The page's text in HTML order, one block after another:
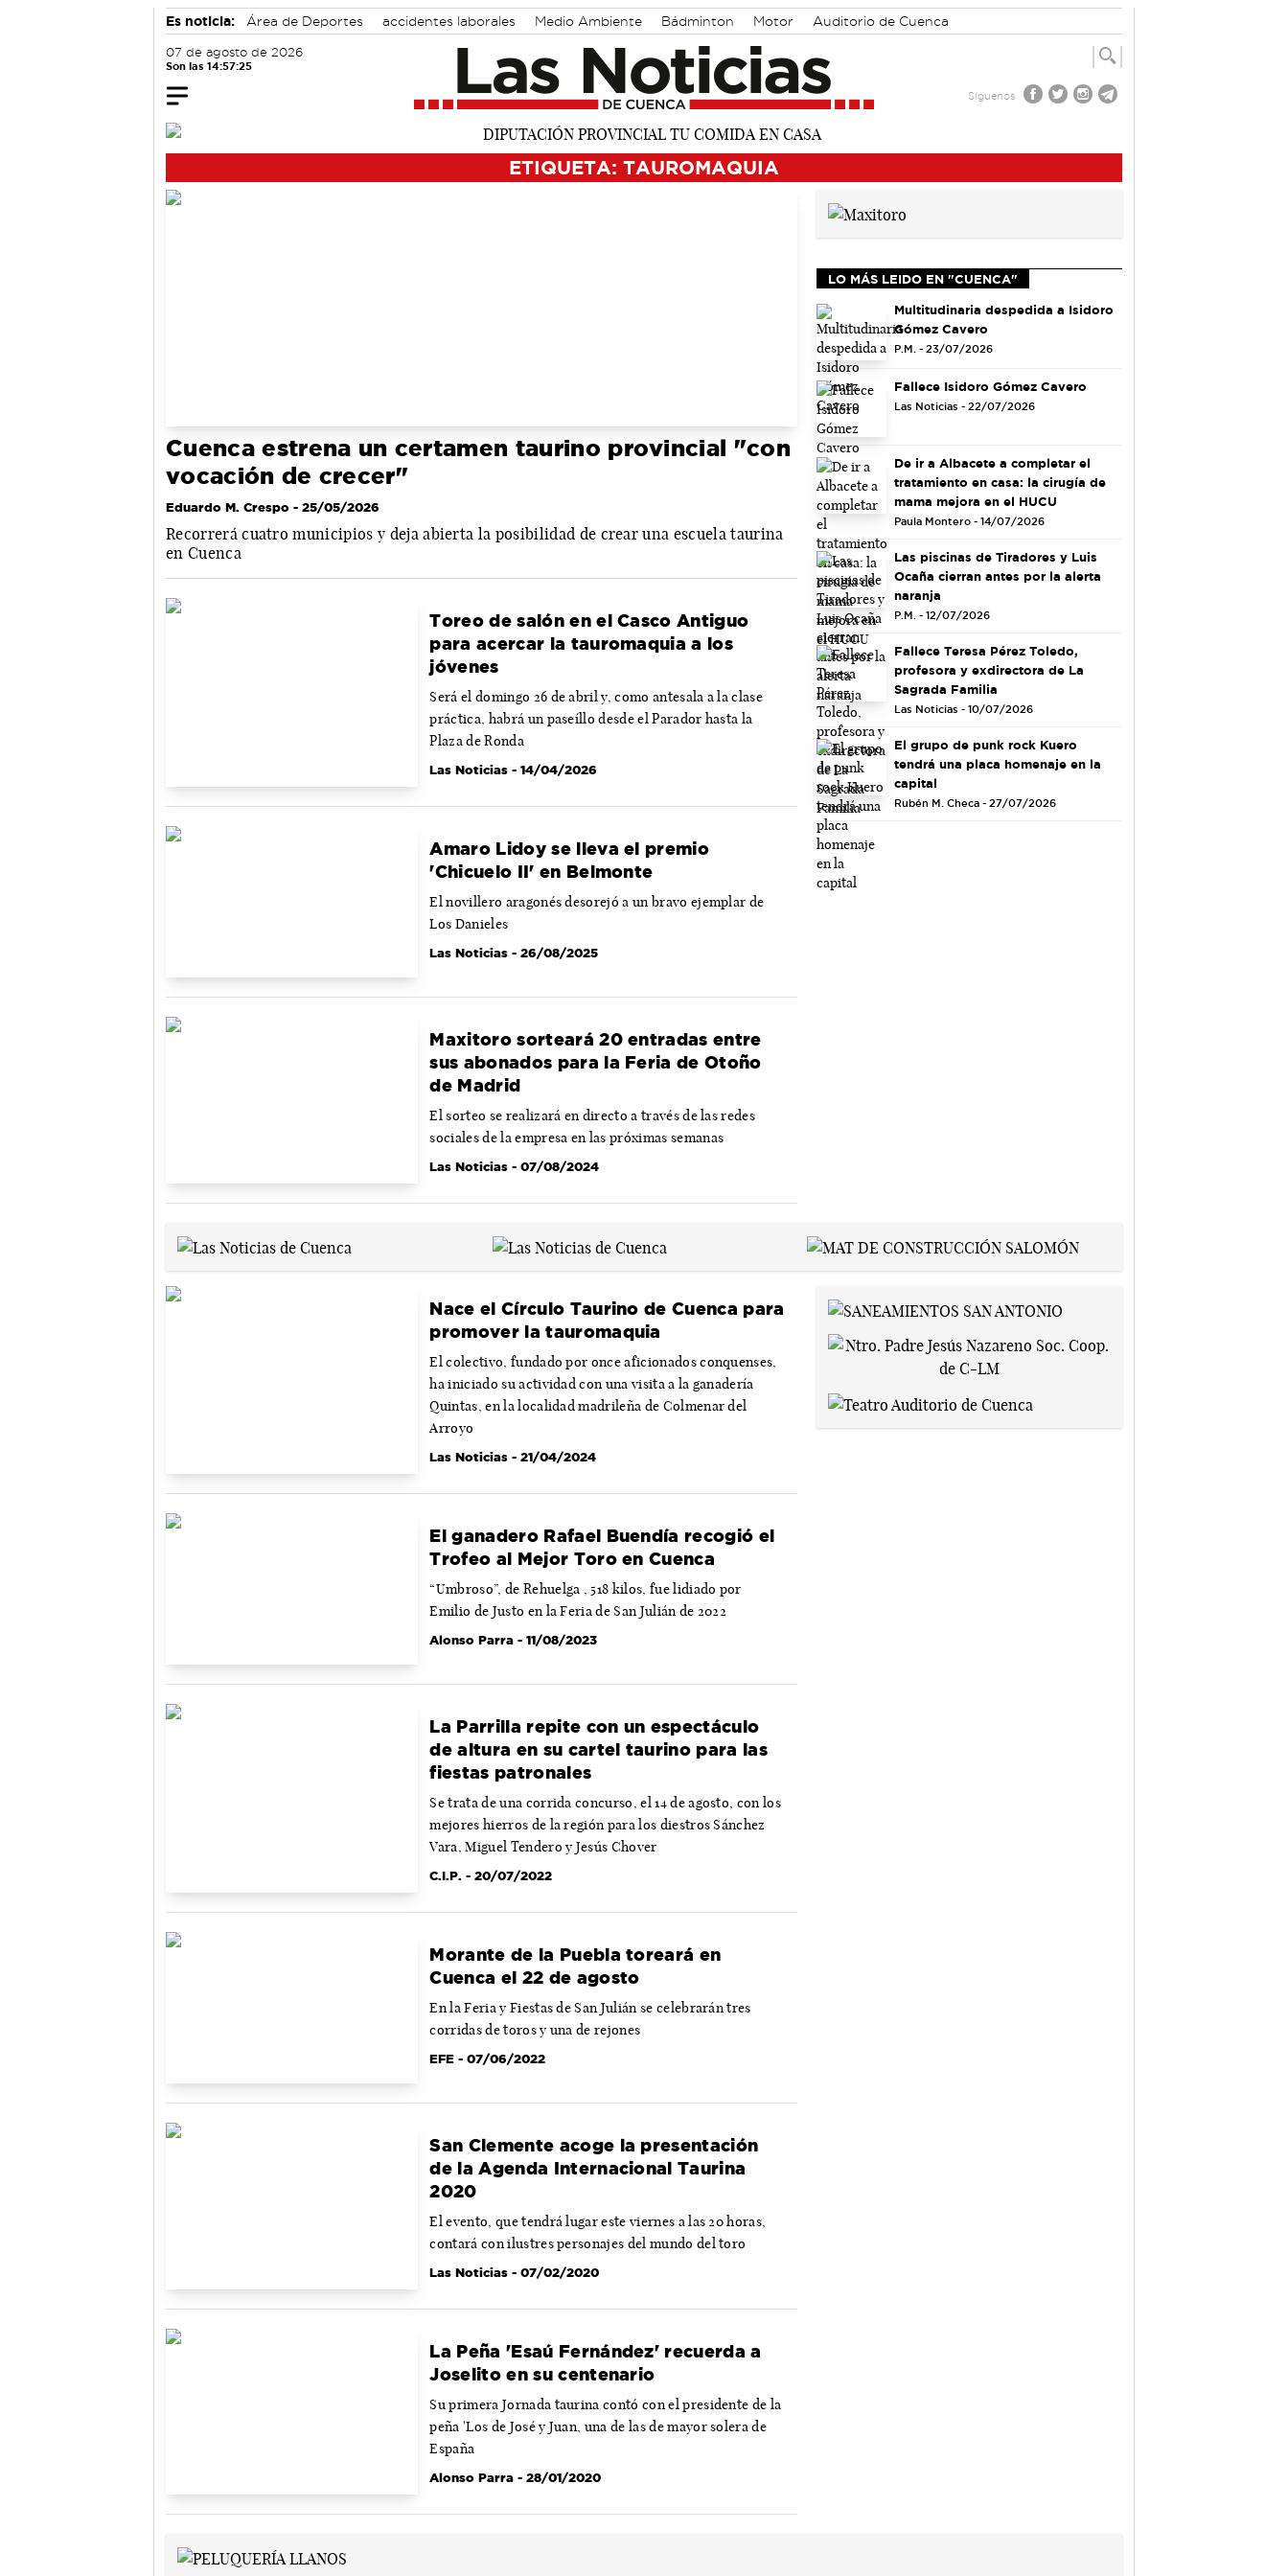
Es noticia: Área de Deportes accidentes laborales Medio Ambiente Bádminton Motor
Auditorio de Cuenca
07 de agosto de 2026
Son las 14:57:25
Síguenos
ETIQUETA: TAUROMAQUIA
Cuenca estrena un certamen taurino provincial "con
vocación de crecer"
Eduardo M. Crespo - 25/05/2026
Recorrerá cuatro municipios y deja abierta la posibilidad de crear una escuela taurina
en Cuenca
Toreo de salón en el Casco Antiguo
para acercar la tauromaquia a los
jóvenes
Será el domingo 26 de abril y, como antesala a la clase
práctica, habrá un paseíllo desde el Parador hasta la
Plaza de Ronda
Las Noticias - 14/04/2026
Amaro Lidoy se lleva el premio
'Chicuelo II' en Belmonte
El novillero aragonés desorejó a un bravo ejemplar de
Los Danieles
Las Noticias - 26/08/2025
Maxitoro sorteará 20 entradas entre
sus abonados para la Feria de Otoño
de Madrid
El sorteo se realizará en directo a través de las redes
sociales de la empresa en las próximas semanas
Las Noticias - 07/08/2024
LO MÁS LEIDO EN "CUENCA"
Multitudinaria despedida a Isidoro
Gómez Cavero
P.M. - 23/07/2026
Fallece Isidoro Gómez Cavero
Las Noticias - 22/07/2026
De ir a Albacete a completar el
tratamiento en casa: la cirugía de
mama mejora en el HUCU
Paula Montero - 14/07/2026
Las piscinas de Tiradores y Luis
Ocaña cierran antes por la alerta
naranja
P.M. - 12/07/2026
Fallece Teresa Pérez Toledo,
profesora y exdirectora de La
Sagrada Familia
Las Noticias - 10/07/2026
El grupo de punk rock Kuero
tendrá una placa homenaje en la
capital
Rubén M. Checa - 27/07/2026
Nace el Círculo Taurino de Cuenca para
promover la tauromaquia
El colectivo, fundado por once aficionados conquenses,
ha iniciado su actividad con una visita a la ganadería
Quintas, en la localidad madrileña de Colmenar del
Arroyo
Las Noticias - 21/04/2024
El ganadero Rafael Buendía recogió el
Trofeo al Mejor Toro en Cuenca
“Umbroso”, de Rehuelga , 518 kilos, fue lidiado por
Emilio de Justo en la Feria de San Julián de 2022
Alonso Parra - 11/08/2023
La Parrilla repite con un espectáculo
de altura en su cartel taurino para las
fiestas patronales
Se trata de una corrida concurso, el 14 de agosto, con los
mejores hierros de la región para los diestros Sánchez
Vara, Miguel Tendero y Jesús Chover
C.I.P.- 20/07/2022
Morante de la Puebla toreará en
Cuenca el 22 de agosto
En la Feria y Fiestas de San Julián se celebrarán tres
corridas de toros y una de rejones
EFE - 07/06/2022
San Clemente acoge la presentación
de la Agenda Internacional Taurina
2020
El evento, que tendrá lugar este viernes a las 20 horas,
contará con ilustres personajes del mundo del toro
Las Noticias - 07/02/2020
La Peña 'Esaú Fernández' recuerda a
Joselito en su centenario
Su primera Jornada taurina contó con el presidente de la
peña 'Los de José y Juan, una de las de mayor solera de
España
Alonso Parra - 28/01/2020